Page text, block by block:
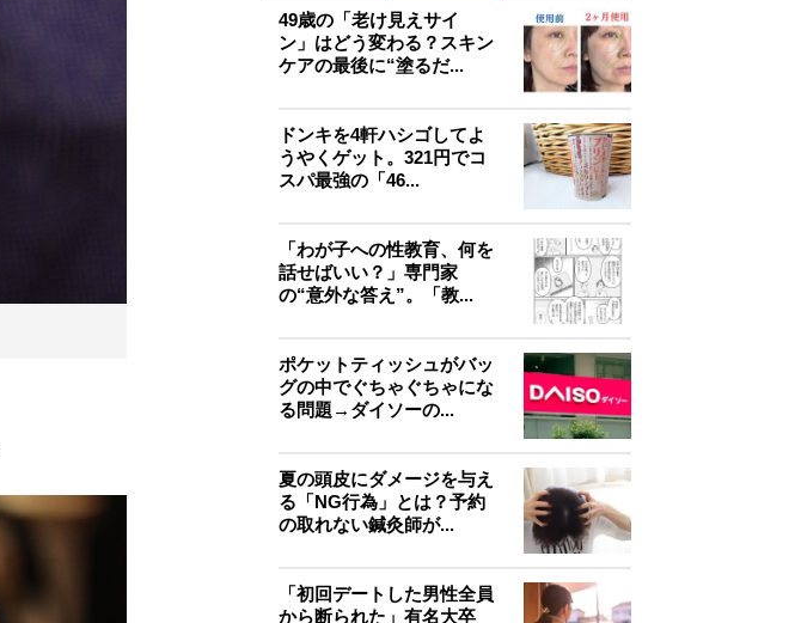
49歳の「老け見えサイ
ン」はどう変わる？スキン
ケアの最後に“塗るだ...
ドンキを4軒ハシゴしてよ
うやくゲット。321円でコ
スパ最強の「46...
「わが子への性教育、何を
話せばいい？」専門家
の“意外な答え”。「教...
ポケットティッシュがバッ
グの中でぐちゃぐちゃにな
る問題→ダイソーの...
夏の頭皮にダメージを与え
る「NG行為」とは？予約
の取れない鍼灸師が...
「初回デートした男性全員
から断られた」有名大卒